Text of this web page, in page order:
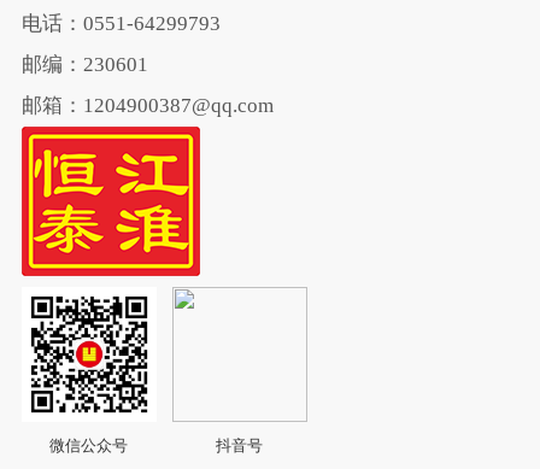
电话：0551-64299793
邮编：230601
邮箱：1204900387@qq.com
微信公众号 抖音号